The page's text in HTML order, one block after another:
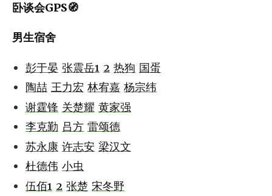
卧谈会GPS🧭
男生宿舍
彭于晏 张震岳1 2 热狗 国蛋
陶喆 王力宏 林宥嘉 杨宗纬
谢霆锋 关楚耀 黄家强
李克勤 吕方 雷颂德
苏永康 许志安 梁汉文
杜德伟 小虫
伍佰1 2 张楚 宋冬野